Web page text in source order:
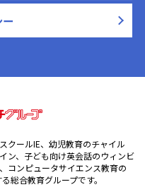
クールIE、幼児教育のチャイル
ン、子ども向け英会話のウィンビ
コンピュータサイエンス教育の
総合教育グループです。